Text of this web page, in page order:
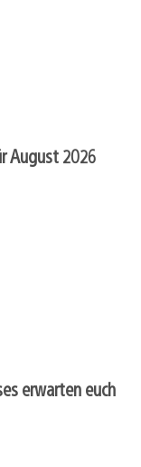
August 2026
erwarten euch